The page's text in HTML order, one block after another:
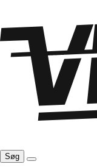
Søg